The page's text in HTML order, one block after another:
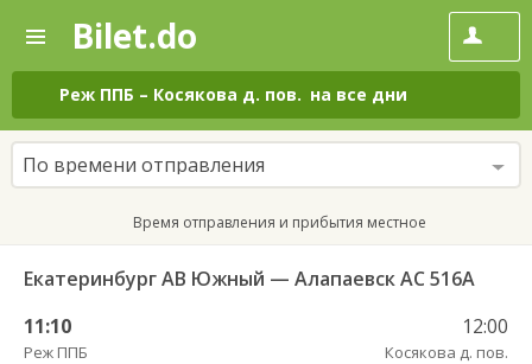
—
Поиск
и
покупка
билетов
на
автобус
онлайн
Bilet.do
Реж ППБ – Косякова д. пов. на все дни
По времени отправления
Время отправления и прибытия местное
Екатеринбург АВ Южный — Алапаевск АС 516А
11:10
Реж ППБ
12:00
Косякова д. пов.